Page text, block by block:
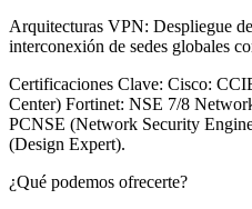
Arquitecturas VPN: Despliegue
interconexión de sedes globales
Certificaciones Clave: Cisco:
Center) Fortinet: NSE 7/8
PCNSE (Network Security
(Design Expert).
¿Qué podemos ofrecerte?